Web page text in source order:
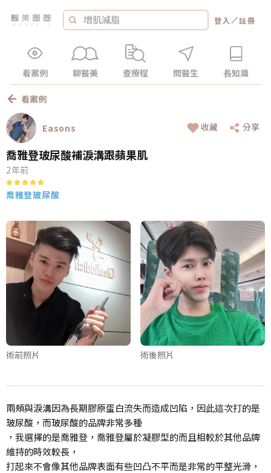
登入 ／註冊
看案例 聊醫美 查療程 問醫生 長知識
看案例
Easons 收藏 分享
喬雅登玻尿酸補淚溝跟蘋果肌
2年前
喬雅登玻尿酸
術前照片 術後照片
兩頰與淚溝因為長期膠原蛋白流失而造成凹陷，因此這次打的是
玻尿酸，而玻尿酸的品牌非常多種
，我選擇的是喬雅登，喬雅登屬於凝膠型的而且相較於其他品牌
維持的時效較長，
打起來不會像其他品牌表面有些凹凸不平而是非常的平整光滑，